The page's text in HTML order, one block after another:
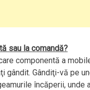
sau la comandă?
componentă a
gândit. Gândiţi-vă pe
încăperii, unde